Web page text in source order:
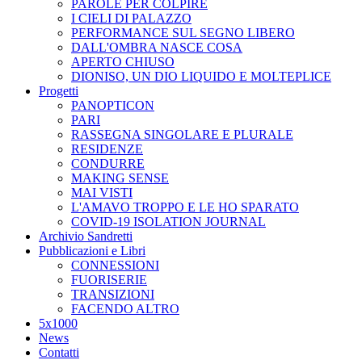
PAROLE PER COLPIRE
I CIELI DI PALAZZO
PERFORMANCE SUL SEGNO LIBERO
DALL'OMBRA NASCE COSA
APERTO CHIUSO
DIONISO, UN DIO LIQUIDO E MOLTEPLICE
Progetti
PANOPTICON
PARI
RASSEGNA SINGOLARE E PLURALE
RESIDENZE
CONDURRE
MAKING SENSE
MAI VISTI
L'AMAVO TROPPO E LE HO SPARATO
COVID-19 ISOLATION JOURNAL
Archivio Sandretti
Pubblicazioni e Libri
CONNESSIONI
FUORISERIE
TRANSIZIONI
FACENDO ALTRO
5x1000
News
Contatti